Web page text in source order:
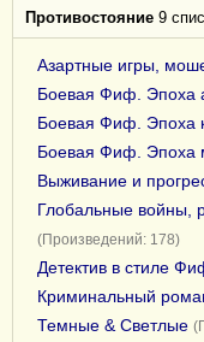
Противостояние 9
Азартные игры,
Боевая Фиф. Эпоха
Боевая Фиф. Эпоха
Боевая Фиф. Эпоха
Выживание и
Глобальные войны,
(Произведений: 178)
Детектив в стиле
Криминальный
Темные & Светлые